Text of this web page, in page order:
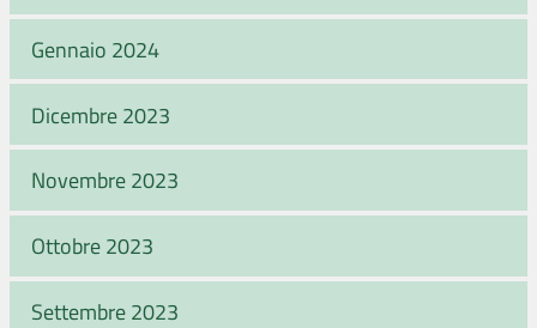
Gennaio 2024
Dicembre 2023
Novembre 2023
Ottobre 2023
Settembre 2023